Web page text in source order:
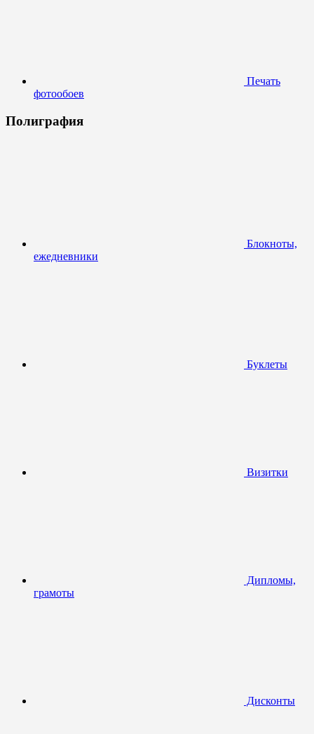
Печать
фотообоев
Полиграфия
Блокноты,
ежедневники
Буклеты
Визитки
Дипломы,
грамоты
Дисконты